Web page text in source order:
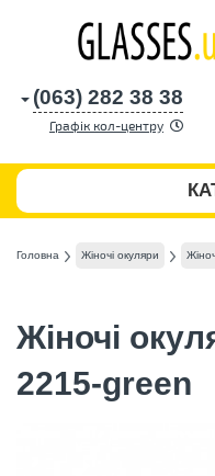
(063) 282 38 38
Графік кол-центру
Головна Жіночі окуляри
Жіночі
2215-green